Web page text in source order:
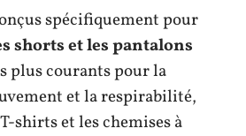
spécifiquement pour
shorts et les pantalons
plus courants pour la
et la respirabilité,
shirts et les chemises à